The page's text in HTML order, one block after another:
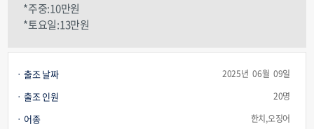
*주중:10만원
*토요일:13만원
출조 날짜 2025년 06월 09일
출조 인원 20명
어종 한치,오징어